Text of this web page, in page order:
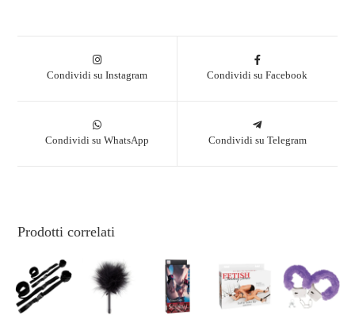
Condividi su Instagram Condividi su Facebook
Condividi su WhatsApp Condividi su Telegram
Prodotti correlati